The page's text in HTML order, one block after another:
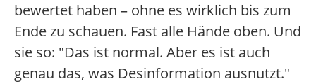
bewertet haben – ohne es wirklich bis zum
Ende zu schauen. Fast alle Hände oben. Und
sie so: "Das ist normal. Aber es ist auch
genau das, was Desinformation ausnutzt."